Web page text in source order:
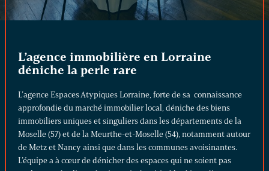
L’agence immobilière en Lorraine
déniche la perle rare
L’agence Espaces Atypiques Lorraine, forte de sa connaissance
approfondie du marché immobilier local, déniche des biens
immobiliers uniques et singuliers dans les départements de la
Moselle (57) et de la Meurthe-et-Moselle (54), notamment autour
de Metz et Nancy ainsi que dans les communes avoisinantes.
L’équipe a à cœur de dénicher des espaces qui ne soient pas